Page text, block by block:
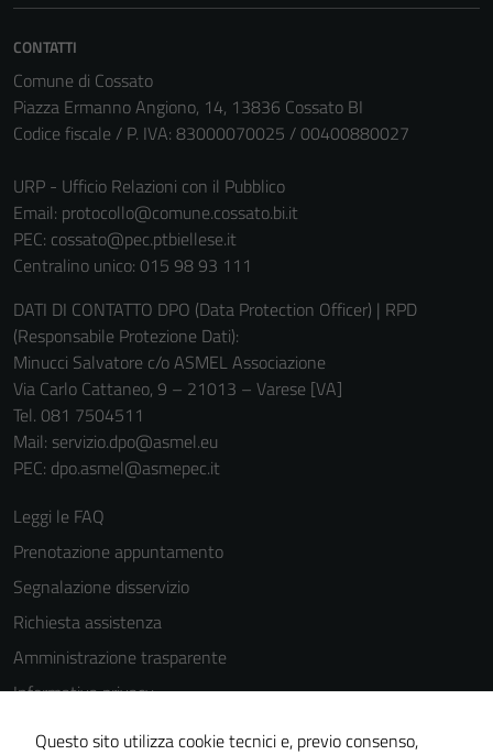
CONTATTI
Comune di Cossato
Piazza Ermanno Angiono, 14, 13836 Cossato BI
Codice fiscale / P. IVA: 83000070025 / 00400880027
URP - Ufficio Relazioni con il Pubblico
Email: protocollo@comune.cossato.bi.it
PEC: cossato@pec.ptbiellese.it
Centralino unico: 015 98 93 111
DATI DI CONTATTO DPO (Data Protection Officer) | RPD
(Responsabile Protezione Dati):
Minucci Salvatore c/o ASMEL Associazione
Via Carlo Cattaneo, 9 – 21013 – Varese [VA]
Tel. 081 7504511
Mail: servizio.dpo@asmel.eu
PEC: dpo.asmel@asmepec.it
Leggi le FAQ
Prenotazione appuntamento
Segnalazione disservizio
Richiesta assistenza
Amministrazione trasparente
Informativa privacy
Questo sito utilizza cookie tecnici e, previo consenso,
sono necessari
possono
essere
Questi cookie
non raccolgono